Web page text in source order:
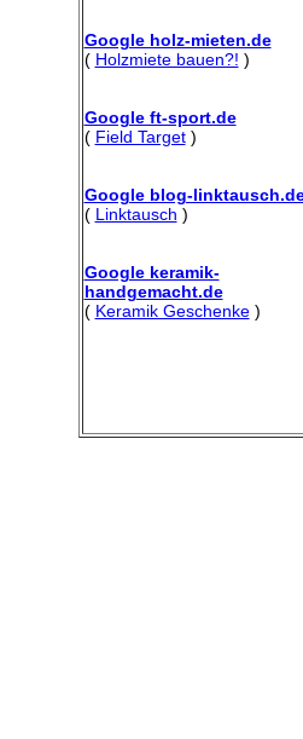
Google holz-mieten.de
( Holzmiete bauen?! )
Google ft-sport.de
( Field Target)
Google blog-
( Linktausch )
Google keramik-
handgemacht.de
( Keramik Geschenke)